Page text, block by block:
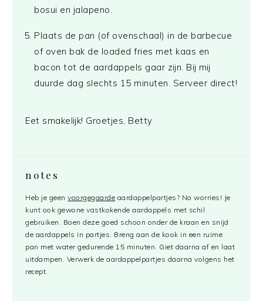
bosui en jalapeno.
Plaats de pan (of ovenschaal) in de barbecue
of oven bak de loaded fries met kaas en
bacon tot de aardappels gaar zijn. Bij mij
duurde dag slechts 15 minuten. Serveer direct!
Eet smakelijk! Groetjes, Betty
notes
Heb je geenvoorgegaarde aardappelpartjes? No worries! Je
kunt ook gewone vastkokende aardappels met schil
gebruiken. Boen deze goed schoon onder de kraan en snijd
de aardappels in partjes. Breng aan de kook in een ruime
pan met water gedurende 15 minuten. Giet daarna af en laat
uitdampen. Verwerk de aardappelpartjes daarna volgens het
recept.